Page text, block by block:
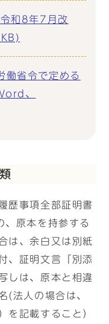
和8年7月改
働省令で定める
、
歴事項全部証明書
、原本を持参する
は、余白又は別紙
、証明文言「別添
しは、原本と相違
(法人の場合は、
を記載すること）